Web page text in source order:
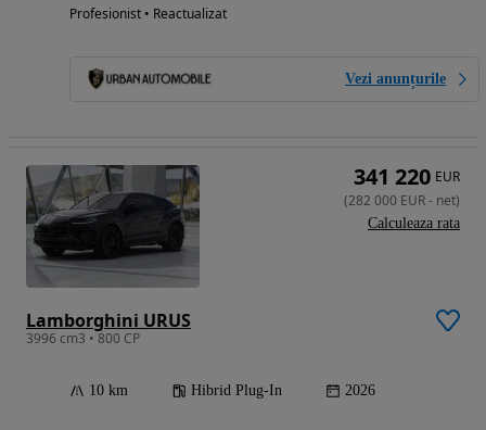
Profesionist • Reactualizat
Vezi anunțurile
Lamborghini URUS
3996 cm3 • 800 CP
10 km Hibrid Plug-In 2026
341 220 EUR
(282 000 EUR- net)
Calculeaza rata